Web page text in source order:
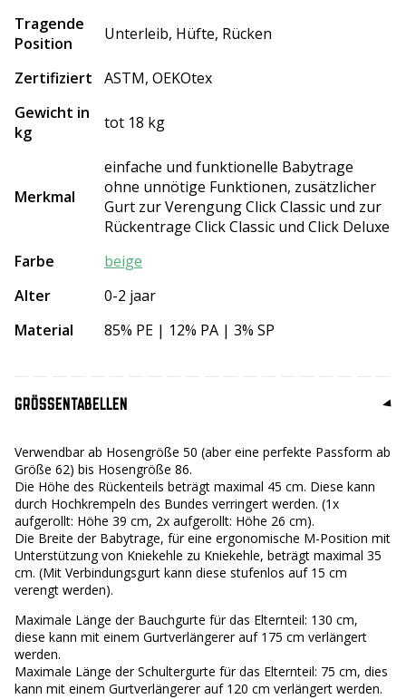
Tragende
Position
Unterleib, Hüfte, Rücken
Zertifiziert
ASTM, OEKOtex
Gewicht in
kg
tot 18 kg
Merkmal
einfache und funktionelle Babytrage
ohne unnötige Funktionen, zusätzlicher
Gurt zur Verengung Click Classic und zur
Rückentrage Click Classic und Click Deluxe
Farbe
beige
Alter
0-2 jaar
Material
85% PE | 12% PA | 3% SP
GRÖSSENTABELLEN
Verwendbar ab Hosengröße 50 (aber eine perfekte Passform ab
Größe 62) bis Hosengröße 86.
Die Höhe des Rückenteils beträgt maximal 45 cm. Diese kann
durch Hochkrempeln des Bundes verringert werden. (1x
aufgerollt: Höhe 39 cm, 2x aufgerollt: Höhe 26 cm).
Die Breite der Babytrage, für eine ergonomische M-Position mit
Unterstützung von Kniekehle zu Kniekehle, beträgt maximal 35
cm. (Mit Verbindungsgurt kann diese stufenlos auf 15 cm
verengt werden).
Maximale Länge der Bauchgurte für das Elternteil: 130 cm,
diese kann mit einem Gurtverlängerer auf 175 cm verlängert
werden.
Maximale Länge der Schultergurte für das Elternteil: 75 cm, dies
kann mit einem Gurtverlängerer auf 120 cm verlängert werden.